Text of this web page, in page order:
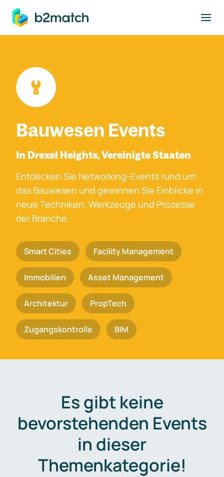
springen
Bauwesen Events
In Drexel Heights, Vereinigte Staaten
Entdecken Sie Networking-Events rund um
das Bauwesen und gewinnen Sie Einblicke in
neue Techniken, Werkzeuge und Prozesse
der Branche.
Smart Cities Facility Management
Immobilien Asset Management
Architektur PropTech
Zugangskontrolle BIM
Es gibt keine
bevorstehenden Events
in dieser
Themenkategorie!